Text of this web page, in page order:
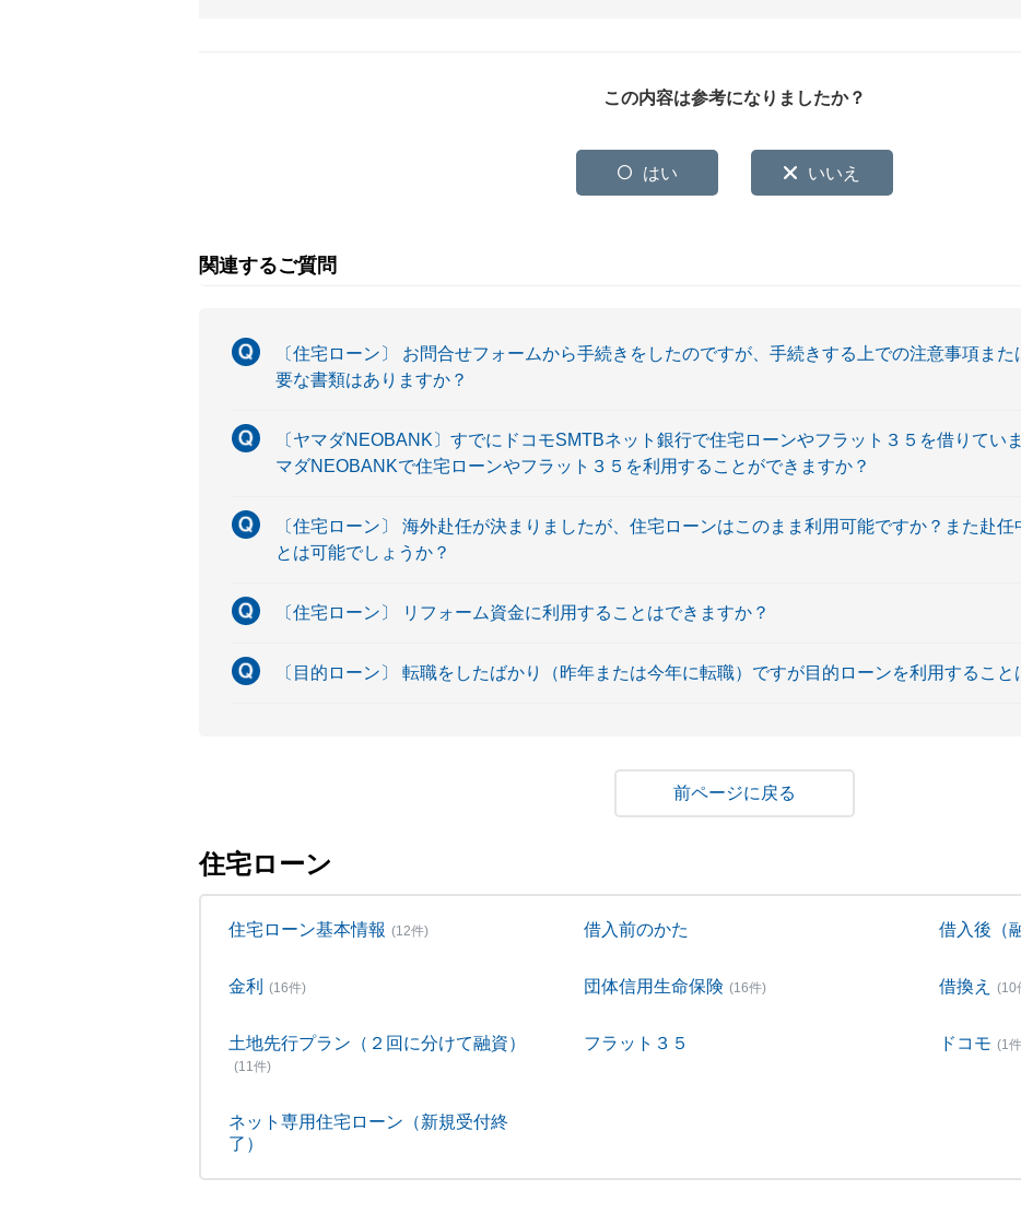
この内容は参考になりましたか？
はい いいえ
関連するご質問
〔住宅ローン〕 お問合せフォームから手続きをしたのですが、手続きする上での注意事項ま
要な書類はありますか？
〔ヤマダNEOBANK〕すでにドコモSMTBネット銀行で住宅ローンやフラット３５を借りてい
マダNEOBANKで住宅ローンやフラット３５を利用することができますか？
〔住宅ローン〕 海外赴任が決まりましたが、住宅ローンはこのまま利用可能ですか？また赴任
とは可能でしょうか？
〔住宅ローン〕 リフォーム資金に利用することはできますか？
〔目的ローン〕 転職をしたばかり（昨年または今年に転職）ですが目的ローンを利用すること
戻る
住宅ローン
住宅ローン基本情報 (12件) 借入前のかた 借入後（
金利 (16件) 団体信用生命保険 (16件) 借換え (10
土地先行プラン（２回に分けて融資）
(11件)
フラット３５ ドコモ (1
ネット専用住宅ローン（新規受付終
了）